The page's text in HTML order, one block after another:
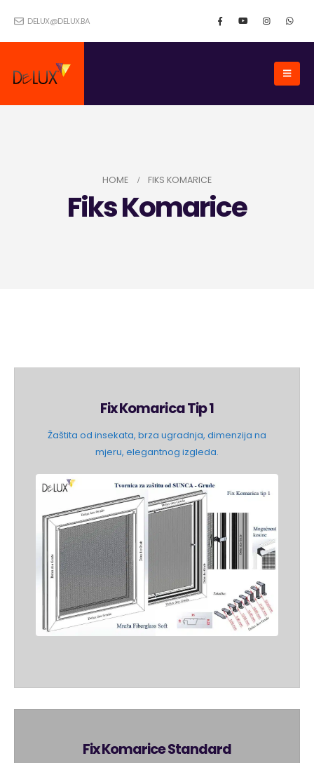
DELUX@DELUX.BA
HOME FIKS KOMARICE
Fiks Komarice
Fix Komarica Tip 1
Žaštita od insekata, brza ugradnja, dimenzija na
mjeru, elegantnog izgleda.
Fix Komarice Standard